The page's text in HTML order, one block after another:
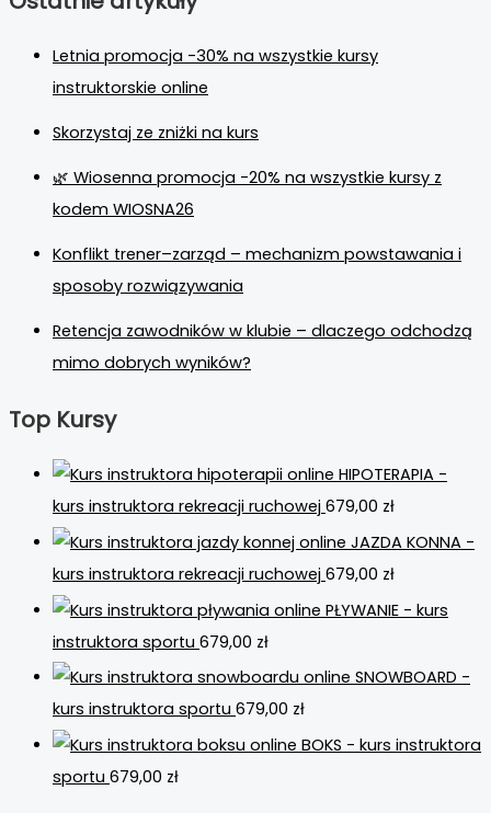
Letnia promocja -30% na wszystkie kursy
instruktorskie online
Skorzystaj ze zniżki na kurs
🌿 Wiosenna promocja -20% na wszystkie kursy z
kodem WIOSNA26
Konflikt trener–zarząd – mechanizm powstawania i
sposoby rozwiązywania
Retencja zawodników w klubie – dlaczego odchodzą
mimo dobrych wyników?
Top Kursy
HIPOTERAPIA -
kurs instruktora rekreacji ruchowej 679,00 zł
JAZDA KONNA -
kurs instruktora rekreacji ruchowej 679,00 zł
PŁYWANIE - kurs
instruktora sportu 679,00 zł
SNOWBOARD -
kurs instruktora sportu 679,00 zł
BOKS - kurs instruktora
sportu 679,00 zł